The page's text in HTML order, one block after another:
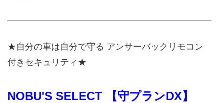
★自分の車は自分で守る アンサーバックリモコン
付きセキュリティ★
NOBU'S SELECT 【守プランDX】